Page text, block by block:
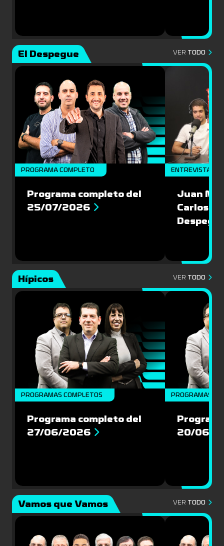
El Despegue VER TODO
PROGRAMA COMPLETO
Programa completo del
25/07/2026
ENTREVISTAS
Juan
Carlos
Hípicos VER TODO
PROGRAMAS COMPLETOS
Programa completo del
27/06/2026
PROGRAMAS
20/06/
Vamos que Vamos VER TODO